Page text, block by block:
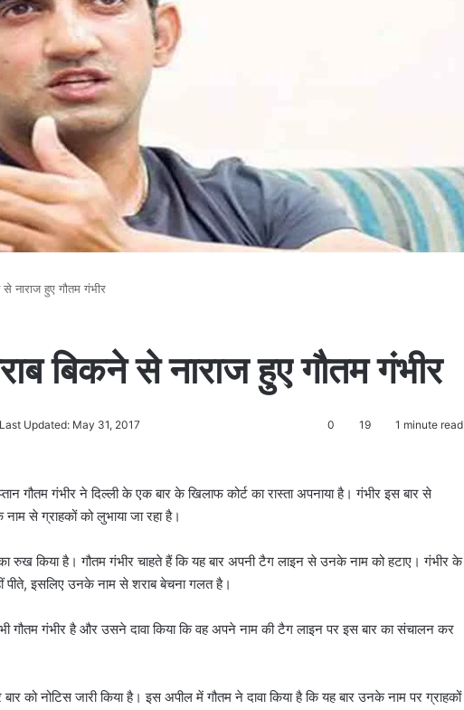
नाराज हुए गौतम गंभीर
बिकने से नाराज हुए गौतम गंभीर
Last Updated: May 31, 2017 0 19 1 minute read
गौतम गंभीर ने दिल्ली के एक बार के खिलाफ कोर्ट का रास्ता अपनाया है। गंभीर इस बार से
से ग्राहकों को लुभाया जा रहा है।
रुख किया है। गौतम गंभीर चाहते हैं कि यह बार अपनी टैग लाइन से उनके नाम को हटाए। गंभीर के
पीते, इसलिए उनके नाम से शराब बेचना गलत है।
गौतम गंभीर है और उसने दावा किया कि वह अपने नाम की टैग लाइन पर इस बार का संचालन कर
को नोटिस जारी किया है। इस अपील में गौतम ने दावा किया है कि यह बार उनके नाम पर ग्राहकों